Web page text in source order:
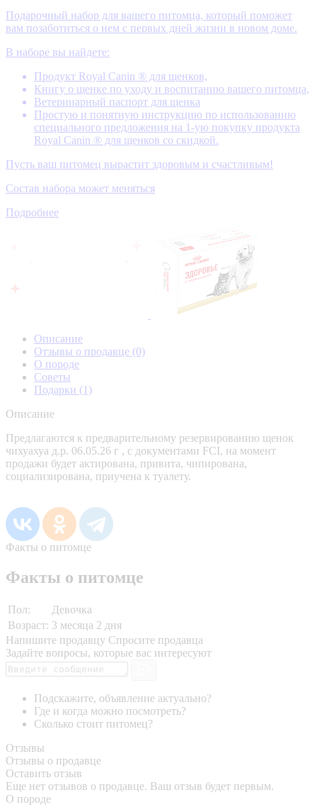
Подарочный набор для вашего питомца, который поможет
вам позаботиться о нем с первых дней жизни в новом доме.
В наборе вы найдете:
Продукт Royal Canin ® для щенков,
Книгу о щенке по уходу и воспитанию вашего питомца,
Ветеринарный паспорт для щенка
Простую и понятную инструкцию по использованию
специального предложения на 1-ую покупку продукта
Royal Canin ® для щенков со скидкой.
Пусть ваш питомец вырастит здоровым и счастливым!
Состав набора может меняться
Подробнее
Описание
Отзывы о продавце (0)
О породе
Советы
Подарки (1)
Описание
Предлагаются к предварительному резервированию щенок
чихуахуа д.р. 06.05.26 г , с документами FCI, на момент
продажи будет актирована, привита, чипирована,
социализирована, приучена к туалету.
Факты о питомце
Факты о питомце
Пол:
Девочка
Возраст: 3 месяца 2 дня
Напишите продавцу Спросите продавца
Задайте вопросы, которые вас интересуют
Подскажите, объявление актуально?
Где и когда можно посмотреть?
Сколько стоит питомец?
Отзывы
Отзывы о продавце
Оставить отзыв
Еще нет отзывов о продавце. Ваш отзыв будет первым.
О породе